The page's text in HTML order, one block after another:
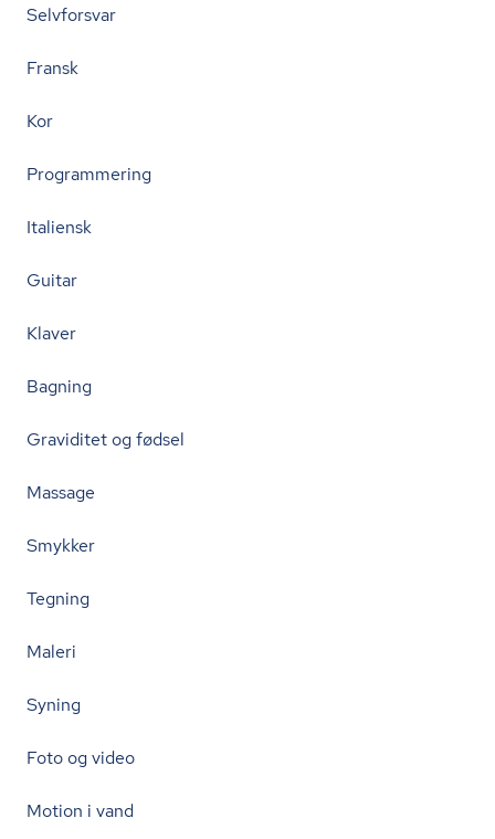
Selvforsvar
Fransk
Kor
Programmering
Italiensk
Guitar
Klaver
Bagning
Graviditet og fødsel
Massage
Smykker
Tegning
Maleri
Syning
Foto og video
Motion i vand